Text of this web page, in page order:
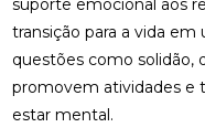
suporte emocional aos
transição para a vida
questões como solidão,
promovem atividades e
estar mental.